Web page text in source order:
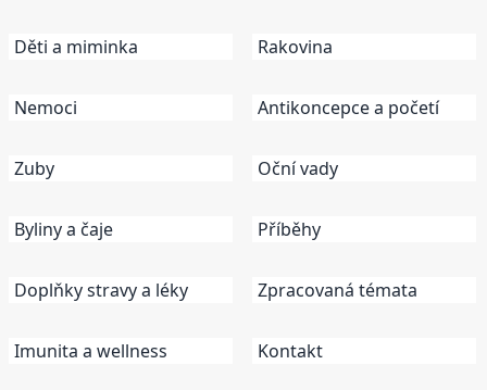
Děti a miminka
Nemoci
Zuby
Byliny a čaje
Doplňky stravy a léky
Imunita a wellness
Rakovina
Antikoncepce a početí
Oční vady
Příběhy
Zpracovaná témata
Kontakt